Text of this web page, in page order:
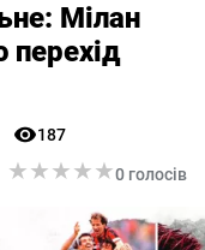
Мілан
перехід
187
★★★★★
★★★★★0 голосів